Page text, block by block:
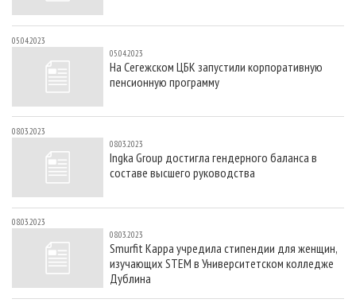
05.04.2023
05.04.2023
На Сегежском ЦБК запустили корпоративную
пенсионную программу
08.03.2023
08.03.2023
Ingka Group достигла гендерного баланса в
составе высшего руководства
08.03.2023
08.03.2023
Smurfit Kappa учредила стипендии для женщин,
изучающих STEM в Университетском колледже
Дублина